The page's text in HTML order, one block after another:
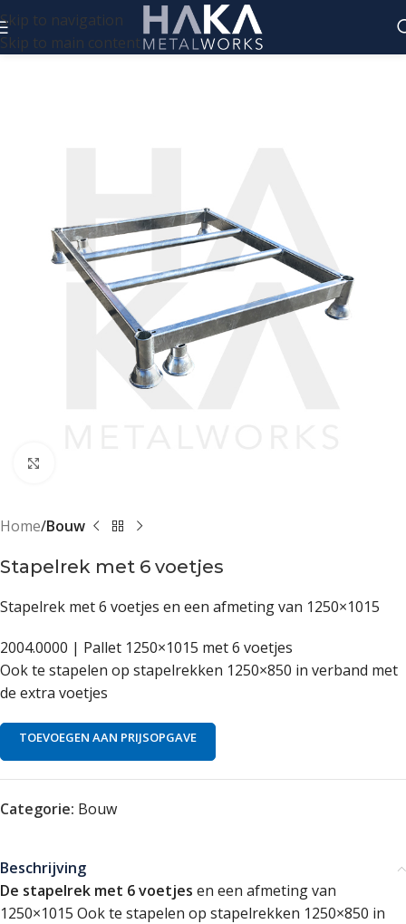
Skip to navigation
Skip to main content
Home Bouw
Stapelrek met 6 voetjes
Stapelrek met 6 voetjes en een afmeting van 1250×1015
2004.0000 | Pallet 1250×1015 met 6 voetjes
Ook te stapelen op stapelrekken 1250×850 in verband met
de extra voetjes
TOEVOEGEN AAN PRIJSOPGAVE
Categorie: Bouw
Beschrijving
De stapelrek met 6 voetjes en een afmeting van
1250×1015 Ook te stapelen op stapelrekken 1250×850 in